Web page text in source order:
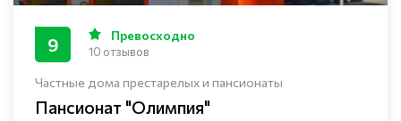
Частные дома престарелых и пансионаты
Пансионат "Олимпия"
9 Превосходно
10 отзывов